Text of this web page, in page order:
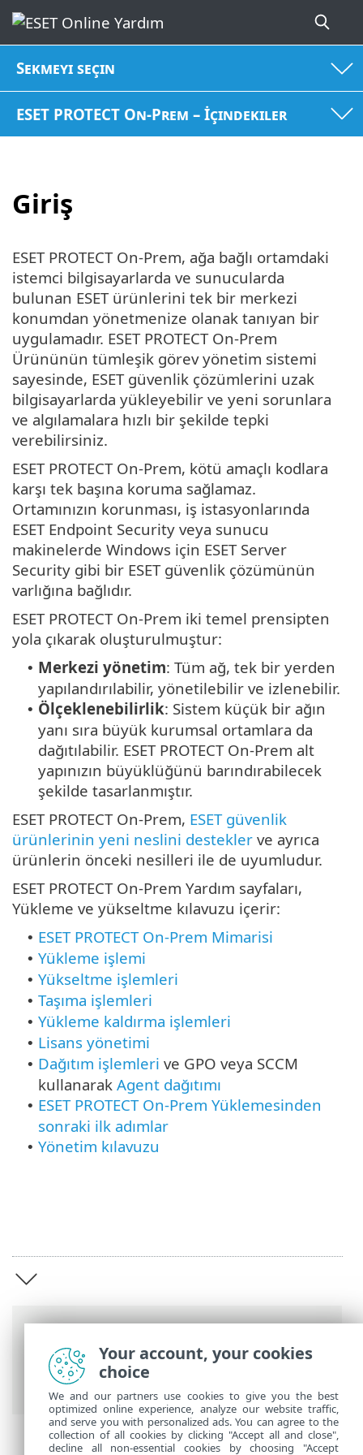
Sekmeyi seçin
ESET PROTECT On-Prem – İçindekiler
Giriş
ESET Online Yardım
ESET PROTECT On-
Prem> Giriş
ESET PROTECT On-Prem, ağa bağlı ortamdaki
istemci bilgisayarlarda ve sunucularda
bulunan ESET ürünlerini tek bir merkezi
konumdan yönetmenize olanak tanıyan bir
uygulamadır. ESET PROTECT On-Prem
Ürününün tümleşik görev yönetim sistemi
sayesinde, ESET güvenlik çözümlerini uzak
bilgisayarlarda yükleyebilir ve yeni sorunlara
ve algılamalara hızlı bir şekilde tepki
verebilirsiniz.
ESET PROTECT On-Prem, kötü amaçlı kodlara
karşı tek başına koruma sağlamaz.
Ortamınızın korunması, iş istasyonlarında
ESET Endpoint Security veya sunucu
makinelerde Windows için ESET Server
Security gibi bir ESET güvenlik çözümünün
varlığına bağlıdır.
ESET PROTECT On-Prem iki temel prensipten
yola çıkarak oluşturulmuştur:
• Merkezi yönetim: Tüm ağ, tek bir yerden
yapılandırılabilir, yönetilebilir ve izlenebilir.
• Ölçeklenebilirlik: Sistem küçük bir ağın
yanı sıra büyük kurumsal ortamlara da
dağıtılabilir. ESET PROTECT On-Prem alt
yapınızın büyüklüğünü barındırabilecek
şekilde tasarlanmıştır.
ESET PROTECT On-Prem, ESET güvenlik
ürünlerinin yeni neslini destekler ve ayrıca
ürünlerin önceki nesilleri ile de uyumludur.
ESET PROTECT On-Prem Yardım sayfaları,
Yükleme ve yükseltme kılavuzu içerir:
• ESET PROTECT On-Prem Mimarisi
• Yükleme işlemi
• Yükseltme işlemleri
• Taşıma işlemleri
• Yükleme kaldırma işlemleri
• Lisans yönetimi
• Dağıtım işlemleri ve GPO veya SCCM
kullanarak Agent dağıtımı
• ESET PROTECT On-Prem Yüklemesinden
sonraki ilk adımlar
• Yönetim kılavuzu
Your account, your cookies
choice
We and our partners use cookies to give you the best
optimized online experience, analyze our website traffic,
and serve you with personalized ads. You can agree to the
collection of all cookies by clicking "Accept all and close",
decline all non-essential cookies by choosing "Accept